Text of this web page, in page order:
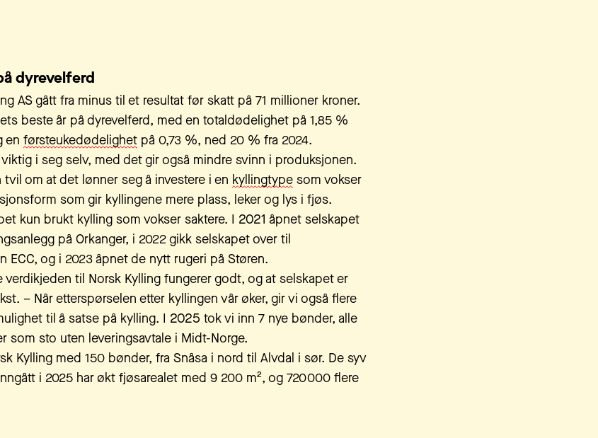
dyrevelferd
AS gått fra minus til et resultat før skatt på 71 millioner kroner.
beste år på dyrevelferd, med en totaldødelighet på 1,85 %
en førsteukedødelighet på 0,73 %, ned 20 % fra 2024.
i seg selv, med det gir også mindre svinn i produksjonen.
om at det lønner seg å investere i en kyllingtype som vokser
som gir kyllingene mere plass, leker og lys i fjøs.
kun brukt kylling som vokser saktere. I 2021 åpnet selskapet
på Orkanger, i 2022 gikk selskapet over til
ECC, og i 2023 åpnet de nytt rugeri på Støren.
verdikjeden til Norsk Kylling fungerer godt, og at selskapet er
– Når etterspørselen etter kyllingen vår øker, gir vi også flere
til å satse på kylling. I 2025 tok vi inn 7 nye bønder, alle
som sto uten leveringsavtale i Midt-Norge.
Kylling med 150 bønder, fra Snåsa i nord til Alvdal i sør. De syv
i 2025 har økt fjøsarealet med 9 200 m², og 720 000 flere